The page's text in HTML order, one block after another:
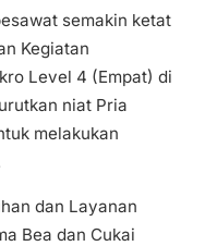
semakin ketat
Kegiatan
Level 4 (Empat) di
niat Pria
melakukan
dan Layanan
Bea dan Cukai